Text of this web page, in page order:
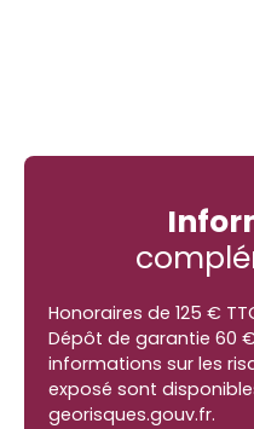
Honoraires de 125 €
Dépôt de garantie 60
informations sur les
exposé sont
georisques.gouv.fr.